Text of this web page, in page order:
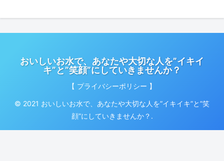
おいしいお水で、あなたや大切な人を”イキイ
キ”と”笑顔”にしていきませんか？
【 プライバシーポリシー 】
© 2021 おいしいお水で、あなたや大切な人を”イキイキ”と”笑
顔”にしていきませんか？.